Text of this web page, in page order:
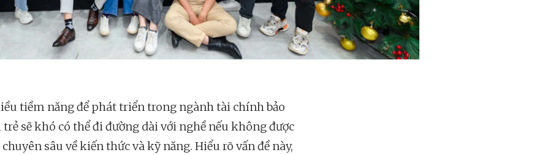
tiềm năng để phát triển trong ngành tài chính bảo
sẽ khó có thể đi đường dài với nghề nếu không được
sâu về kiến thức và kỹ năng. Hiểu rõ vấn đề này,